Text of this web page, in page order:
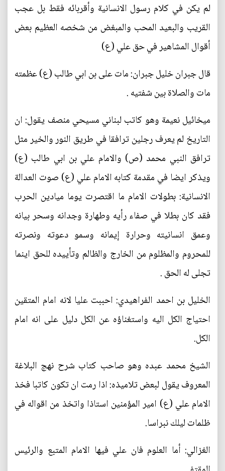
لم يكن في كلام رسول الانسانية وأقربائه فقط بل عجب
القريب والبعيد المحب والمبغض من شخصه العظيم بعض
أقوال المشاهير في حق علي (ع)
قال جبران خليل جبران: مات على بن ابي طالب (ع) عظمته
مات والصلاة بين شفتيه .
ميخائيل نعيمة وهو كاتب لبناني مسيحي منصف يقول: ان
التاريخ لم يعرف رجلين ترافقا في طريق النور والخير مثل
ترافق النبي محمد (ص) والامام علي بن ابي طالب (ع)
ويذكر ايضا في مقدمة كتابه الامام علي (ع) صوت العدالة
الانسانية: بطولات الامام ما اقتصرت يوما ميادين الحرب
فقد كان بطلا في صفاء رأيه وطهارة وجدانه وسحر بيانه
وعمق انسانيته وحرارة إيمانه وسمو دعوته ونصرته
للمحروم والمظلوم من الخارج والظالم وتأييده للحق اينما
تجلى له الحق .
الخليل بن احمد الفراهيدي: احببت عليا لانه امام المتقين
احتياج الكل اليه واستغناؤه عن الكل دليل على انه امام
الكل.
الشيخ محمد عبده وهو صاحب كتاب شرح نهج البلاغة
المعروف يقول لبعض تلاميذه: اذا رمت ان تكون كاتبا فخذ
الامام علي (ع) امير المؤمنين استاذا واتخذ من اقواله في
ظلمات ليلك نبراسا.
الغزالي: أما العلوم فان علي فيها الامام المتبع والرئيس